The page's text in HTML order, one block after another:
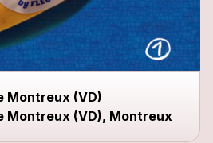
Montreux (VD)
Montreux (VD), Montreux